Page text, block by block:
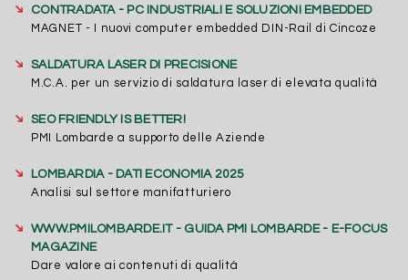
➔
CONTRADATA - PC INDUSTRIALI E SOLUZIONI EMBEDDED
MAGNET - I nuovi computer embedded DIN-Rail di Cincoze
➔
SALDATURA LASER DI PRECISIONE
M.C.A. per un servizio di saldatura laser di elevata qualità
➔
SEO FRIENDLY IS BETTER!
PMI Lombarde a supporto delle Aziende
➔
LOMBARDIA - DATI ECONOMIA 2025
Analisi sul settore manifatturiero
➔
WWW.PMILOMBARDE.IT - GUIDA PMI LOMBARDE - E-FOCUS
MAGAZINE
Dare valore ai contenuti di qualità